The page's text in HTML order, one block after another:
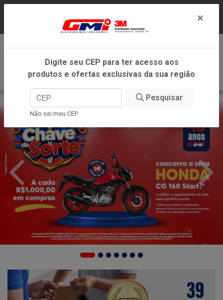
DENTRO DO ESTADO DE MINAS GERAIS.
×
Digite seu CEP para ter acesso aos
produtos e ofertas exclusivas da sua região
Pesquisar
Não sei meu CEP